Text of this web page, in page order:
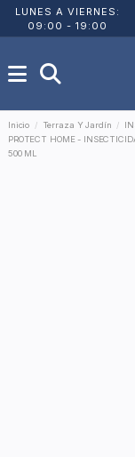
LUNES A VIERNES:
09:00 - 19:00
Inicio Terraza Y Jardín
PROTECT HOME -
500 ML